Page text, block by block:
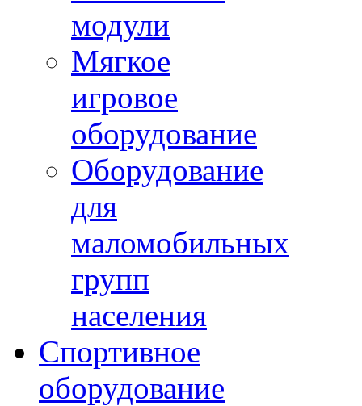
модули
Мягкое
игровое
оборудование
Оборудование
для
маломобильных
групп
населения
Спортивное
оборудование